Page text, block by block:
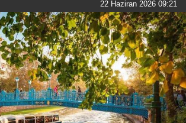
22 Haziran 2026 09:21